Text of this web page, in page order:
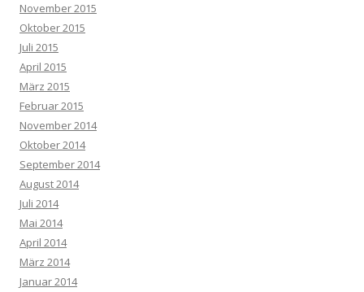
November 2015
Oktober 2015
Juli 2015
April 2015
März 2015
Februar 2015
November 2014
Oktober 2014
September 2014
August 2014
Juli 2014
Mai 2014
April 2014
März 2014
Januar 2014